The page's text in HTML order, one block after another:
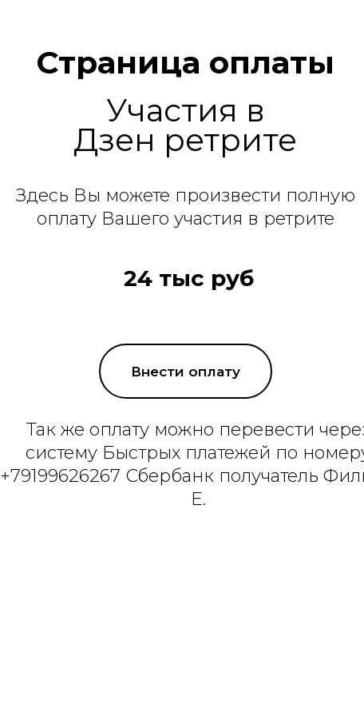
Внести оплату
Страница оплаты
Здесь Вы можете произвести полную
оплату Вашего участия в ретрите
Так же оплату можно перевести
систему Быстрых платежей по
+79199626267 Сбербанк получатель
Е.
Участия в
Дзен ретрите
24 тыс руб